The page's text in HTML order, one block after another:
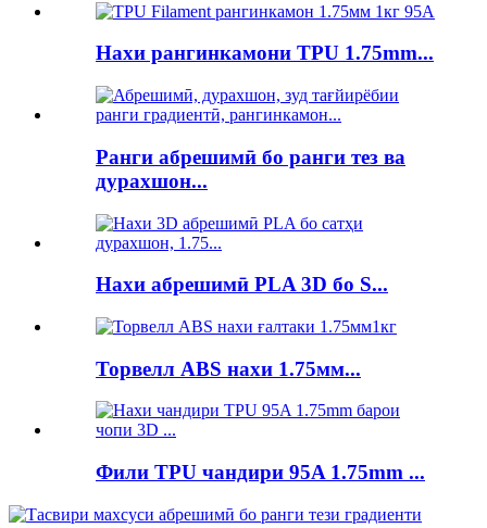
Нахи рангинкамони TPU 1.75mm...
Ранги абрешимӣ бо ранги тез ва
дурахшон...
Нахи абрешимӣ PLA 3D бо S...
Торвелл ABS нахи 1.75мм...
Фили TPU чандири 95A 1.75mm ...